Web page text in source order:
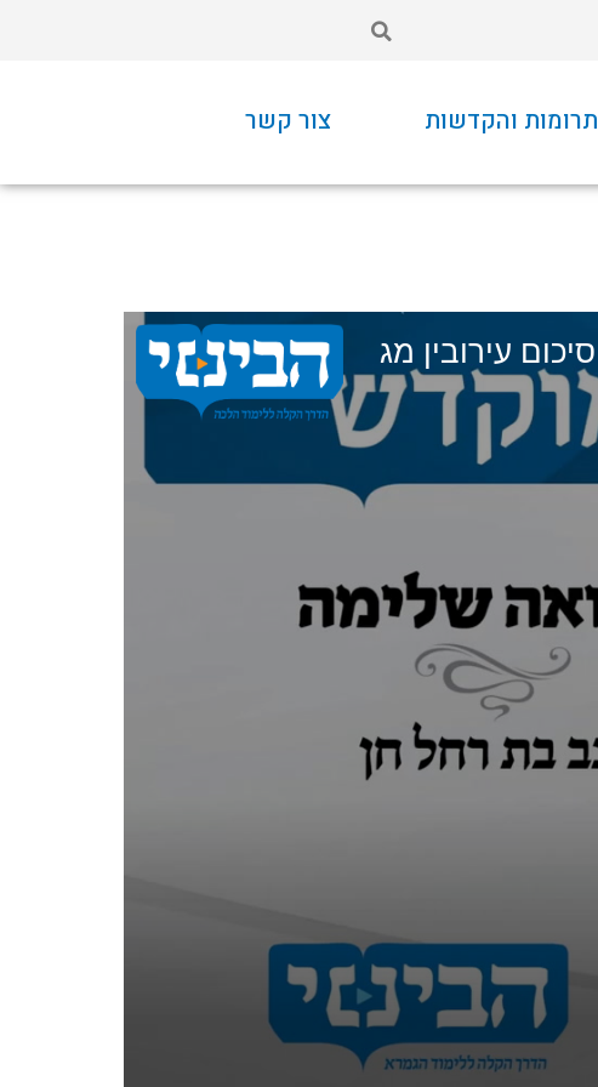
תרומות והקדשות צור קשר
סיכום עירובין מג